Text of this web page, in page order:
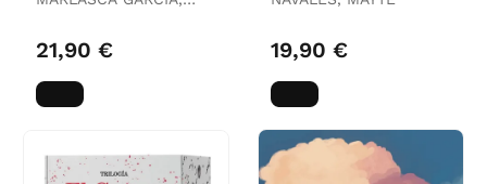
21,90 € 19,90 €